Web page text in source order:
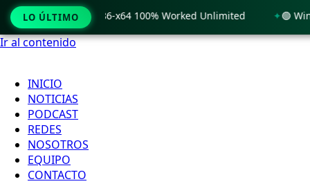
Ir al contenido
INICIO
NOTICIAS
PODCAST
REDES
NOSOTROS
EQUIPO
CONTACTO
LO ÚLTIMO
11 x86-x64 100% Worked Unlimited 🟢 WinRAR